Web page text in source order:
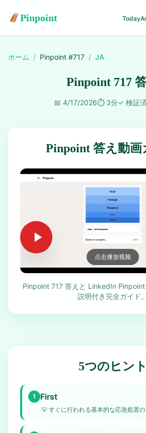
Pinpoint Today
ホーム / Pinpoint #717 / JA
Pinpoint 717
📅 4/17/2026⏱️ 3分✓ 検証
Pinpoint 答え動画
点击播放视频
Pinpoint 717 答えと LinkedIn
説明付き完全ガイド。
5つのヒント
1 First
💡 すぐに行われる基本的な応急処置の